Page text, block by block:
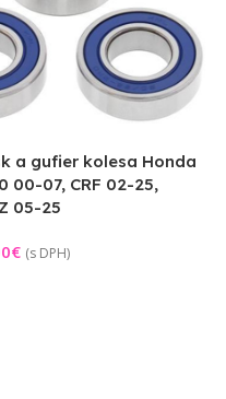
a gufier kolesa Honda
00-07, CRF 02-25,
05-25
€ (s DPH)